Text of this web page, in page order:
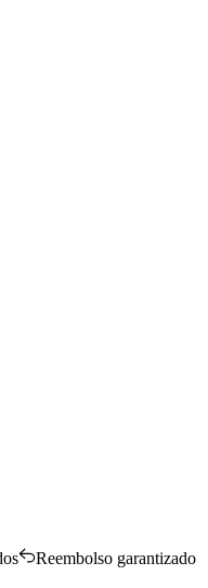
Reembolso garantizado